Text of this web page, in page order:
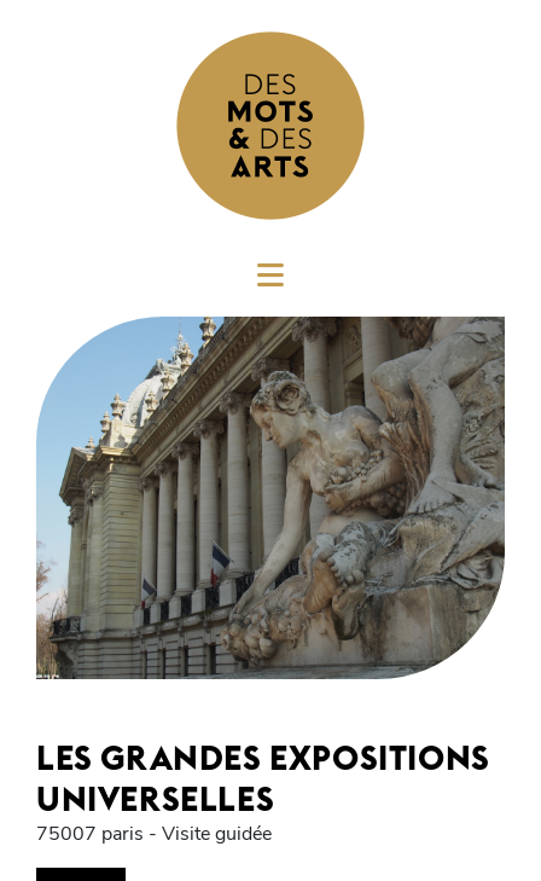
LES GRANDES EXPOSITIONS
UNIVERSELLES
75007 paris - Visite guidée